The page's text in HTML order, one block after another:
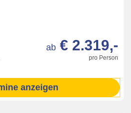
pro Person
ab € 2.319,-
anzeigen